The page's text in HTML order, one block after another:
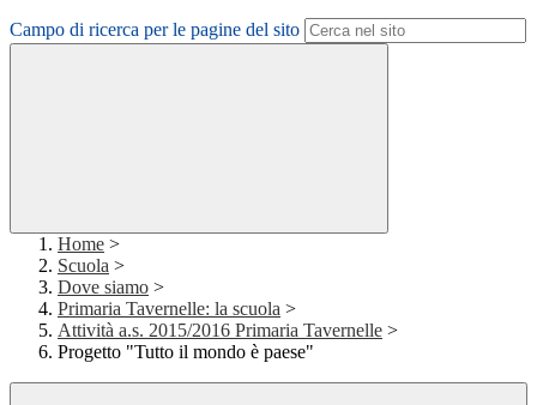
Campo di ricerca per le pagine del sito
Home >
Scuola >
Dove siamo >
Primaria Tavernelle: la scuola >
Attività a.s. 2015/2016 Primaria Tavernelle >
Progetto "Tutto il mondo è paese"